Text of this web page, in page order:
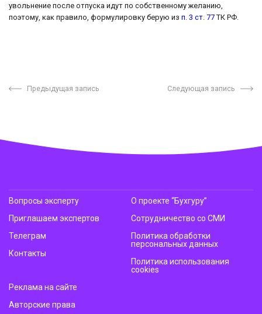
увольнение после отпуска идут по собственному желанию,
поэтому, как правило, формулировку берую из п. 3 ст. 77 ТК РФ.
Предыдущая запись Следующая запись
Вопросы эксперту
Приглашаем экспертов
Телеграм
Контакты
О проекте “Бухгуру”
Сотрудничество со СМИ
Политика обработки
персональных данных
Политика использования
cookies
Реклама на сайте
Авторские права